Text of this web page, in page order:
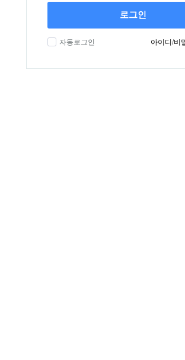
로그인
자동로그인 아이디/비